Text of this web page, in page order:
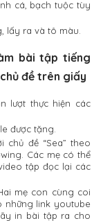
cá, bạch tuộc tùy
lấy ra và tô màu.
bài tập tiếng
đề trên giấy
lượt thực hiện các
được tặng.
chủ đề “Sea” theo
Các mẹ có thể
tập đọc lại các
mẹ con cùng coi
những link youtube
in bài tập ra cho